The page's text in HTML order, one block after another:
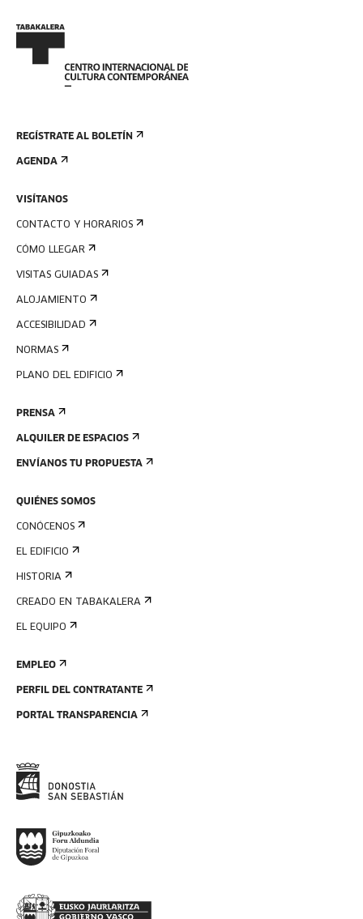
REGÍSTRATE AL BOLETÍN
AGENDA
VISÍTANOS
CONTACTO Y HORARIOS
CÓMO LLEGAR
VISITAS GUIADAS
ALOJAMIENTO
ACCESIBILIDAD
NORMAS
PLANO DEL EDIFICIO
PRENSA
ALQUILER DE ESPACIOS
ENVÍANOS TU PROPUESTA
QUIÉNES SOMOS
CONÓCENOS
EL EDIFICIO
HISTORIA
CREADO EN TABAKALERA
EL EQUIPO
EMPLEO
PERFIL DEL CONTRATANTE
PORTAL TRANSPARENCIA